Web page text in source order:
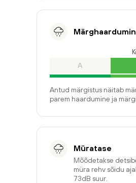
A
Antud märgistus näitab
parem haardumine ja
Müratase
Mõõdetakse
müra rehv sõidu
73dB suur.